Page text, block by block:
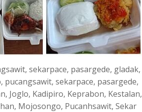
sekarpace, pasargede, gladak,
sekarpace, pasargede,
Joglo, Kadipiro, Keprabon, Kestalan,
Mojosongo, Pucanhsawit, Sekar